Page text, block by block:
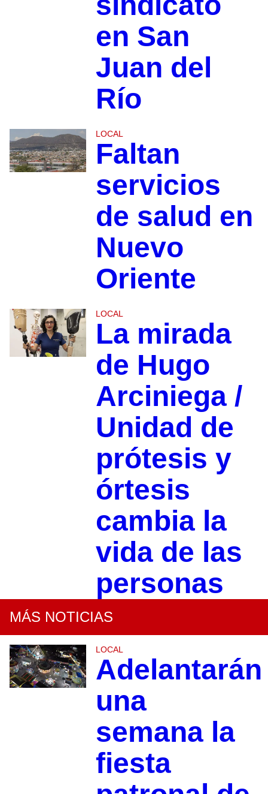
en San
Juan del
Río
LOCAL
Faltan
servicios
de salud en
Nuevo
Oriente
LOCAL
La mirada
de Hugo
Arciniega /
Unidad de
prótesis y
órtesis
cambia la
vida de las
personas
MÁS NOTICIAS
LOCAL
Adelantarán
una
semana la
fiesta